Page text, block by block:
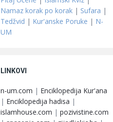
Namaz korak po korak | Sufara |
Tedžvid | Kur'anske Poruke | N-
UM
LINKOVI
n-um.com | Enciklopedija Kur'ana
| Enciklopedija hadisa |
islamhouse.com | pozivistine.com